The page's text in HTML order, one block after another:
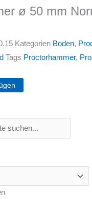
ø 50 mm
Kategorien Boden,
Tags Proctorhammer,